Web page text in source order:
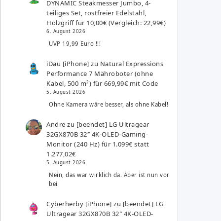
DYNAMIC Steakmesser Jumbo, 4-
teiliges Set, rostfreier Edelstahl,
Holzgriff für 10,00€ (Vergleich: 22,99€)
6. August 2026
UVP 19,99 Euro !!!
iDau [iPhone] zu Natural Expressions
Performance 7 Mähroboter (ohne
Kabel, 500 m²) für 669,99€ mit Code
5. August 2026
Ohne Kamera wäre besser, als ohne Kabel!
Andre zu [beendet] LG Ultragear
32GX870B 32″ 4K-OLED-Gaming-
Monitor (240 Hz) für 1.099€ statt
1.277,02€
5. August 2026
Nein, das war wirklich da. Aber ist nun vor
bei
Cyberherby [iPhone] zu [beendet] LG
Ultragear 32GX870B 32″ 4K-OLED-